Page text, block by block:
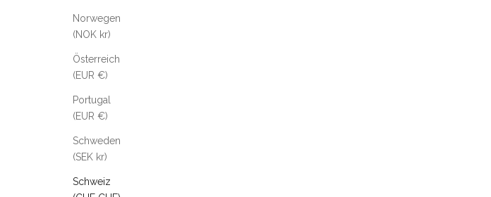
Norwegen
(NOK kr)
Österreich
(EUR €)
Portugal
(EUR €)
Schweden
(SEK kr)
Schweiz